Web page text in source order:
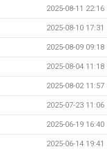
2025-08-11 22:16
2025-08-10 17:31
2025-08-09 09:18
2025-08-04 11:18
2025-08-02 11:57
2025-07-23 11:06
2025-06-19 16:40
2025-06-14 19:41